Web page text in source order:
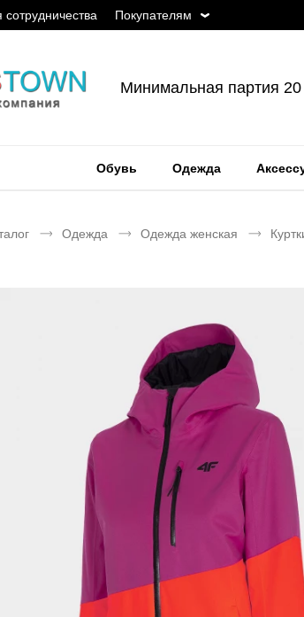
сотрудничества Покупателям
Минимальная партия 20
Обувь Одежда
Одежда Одежда женская